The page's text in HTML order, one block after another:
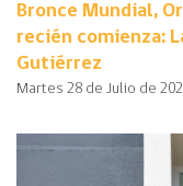
Bronce Mundial,
recién comienza:
Gutiérrez
Martes 28 de Julio de